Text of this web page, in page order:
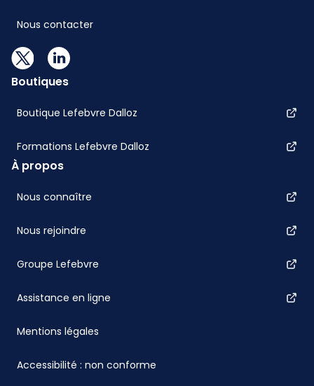
Nous contacter
Boutiques
Boutique Lefebvre Dalloz
Formations Lefebvre Dalloz
À propos
Nous connaître
Nous rejoindre
Groupe Lefebvre
Assistance en ligne
Mentions légales
Accessibilité : non conforme